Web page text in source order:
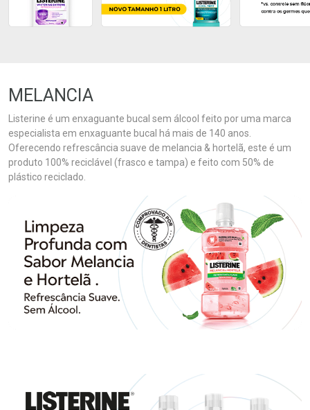
MELANCIA
Listerine é um enxaguante bucal sem álcool feito por uma marca
especialista em enxaguante bucal há mais de 140 anos.
Oferecendo refrescância suave de melancia & hortelã, este é um
produto 100% reciclável (frasco e tampa) e feito com 50% de
plástico reciclado.